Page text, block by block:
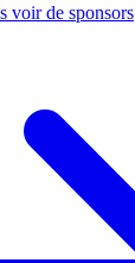
voir de sponsors